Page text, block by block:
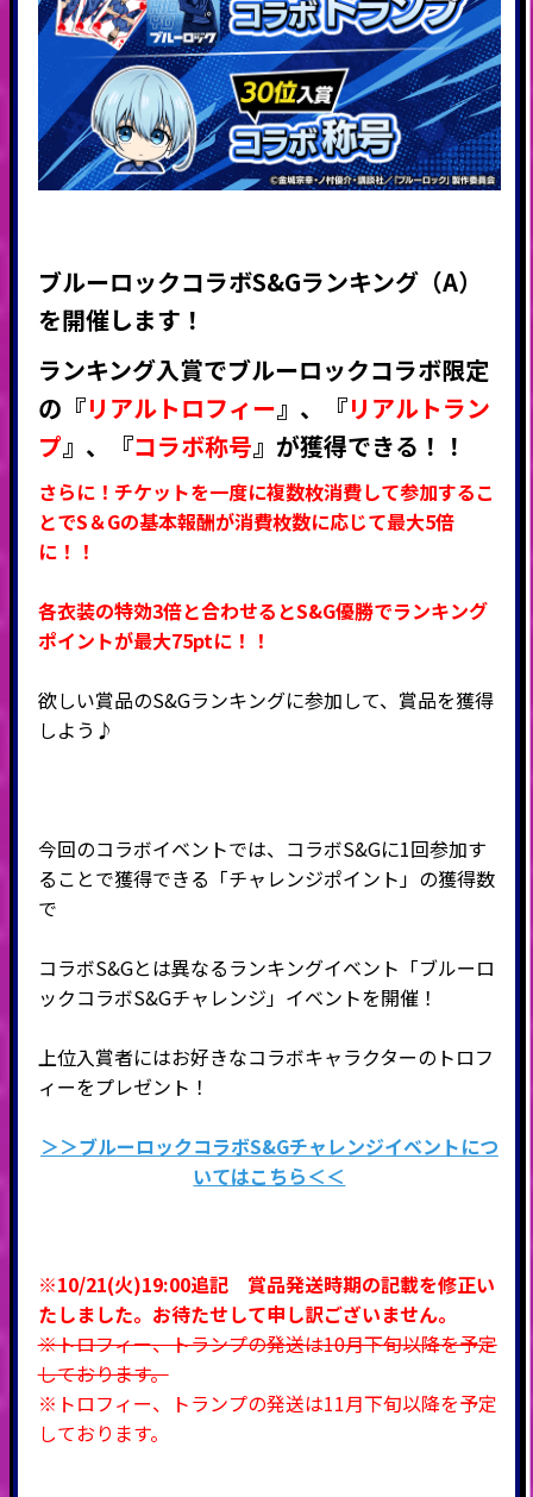
ブルーロックコラボS&Gランキング（A）
を開催します！
ランキング入賞でブルーロックコラボ限定
の『リアルトロフィー』 、 『リアルトラン
プ』 、 『コラボ称号』 が獲得できる！！
さらに！チケットを一度に複数枚消費して参加するこ
とでS＆Gの基本報酬が消費枚数に応じて最大5倍
に！！
各衣装の特効3倍と合わせるとS&G優勝でランキング
ポイントが最大75ptに！！
欲しい賞品のS&Gランキングに参加して、賞品を獲得
しよう♪
今回のコラボイベントでは、コラボS&Gに1回参加す
ることで獲得できる「チャレンジポイント」の獲得数
で
コラボS&Gとは異なるランキングイベント「ブルーロ
ックコラボS&Gチャレンジ」イベントを開催！
上位入賞者にはお好きなコラボキャラクターのトロフ
ィーをプレゼント！
＞＞ブルーロックコラボS&Gチャレンジイベントにつ
いてはこちら＜＜
※10/21(火)19:00追記 賞品発送時期の記載を修正い
たしました。お待たせして申し訳ございません。
※トロフィー、トランプの発送は10月下旬以降を予定
しております。
※トロフィー、トランプの発送は11月下旬以降を予定
しております。